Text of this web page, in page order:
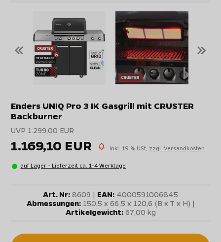
« »
Enders UNIQ Pro 3 IK Gasgrill mit CRUSTER
Backburner
UVP 1.299,00 EUR
1.169,10 EUR inkl. 19 % USt, zzgl. Versandkosten
auf Lager - Lieferzeit ca. 1-4 Werktage
Art. Nr: 8609 | EAN: 4000591006845
Abmessungen:150,5 x 66,5 x 120,6 (B x T x H) |
Artikelgewicht:67,00 kg